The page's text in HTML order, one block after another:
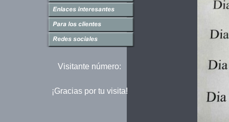
Visitante número:
¡Gracias por tu visita!